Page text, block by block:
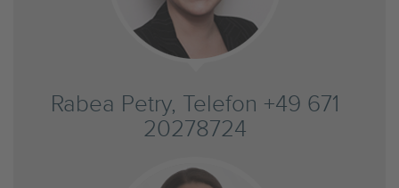
Rabea Petry, Telefon +49 671
20278724